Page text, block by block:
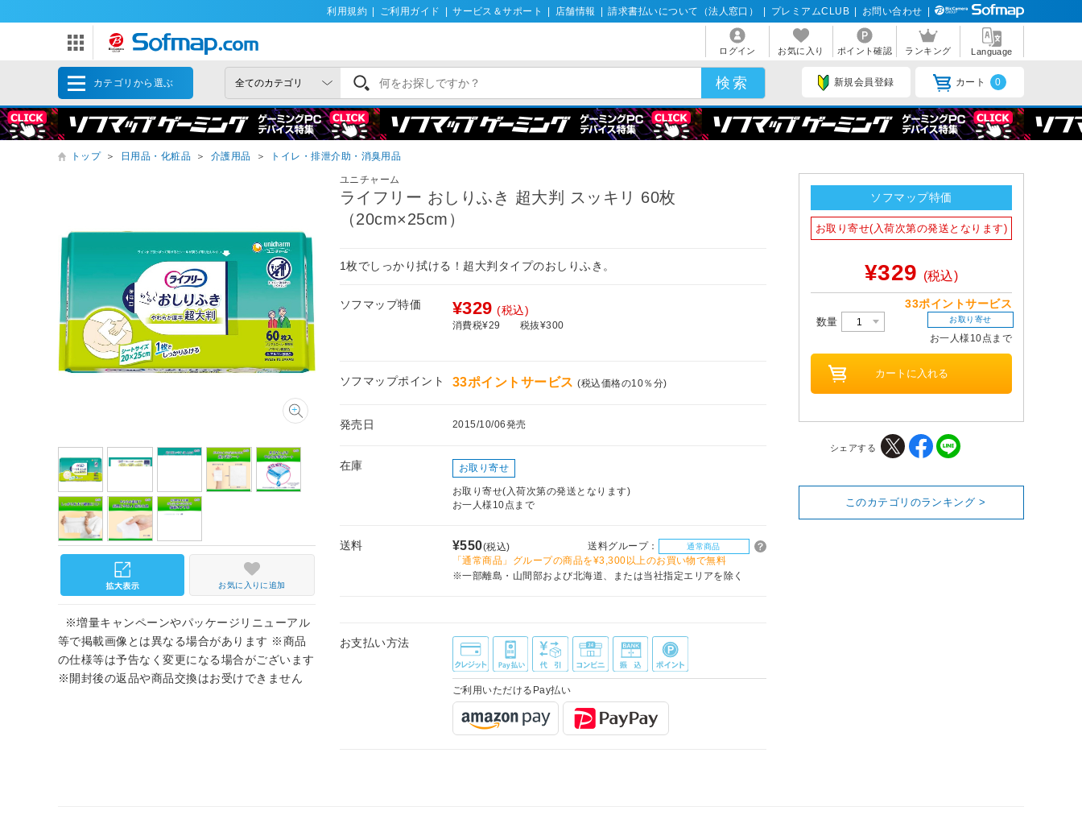
利用規約 ご利用ガイド サービス＆サポート 店舗情報 請求書払いについて（法人窓口） プレミアムCLUB お問い合わせ
ログイン お気に入り ポイント確認 ランキング Language
カテゴリから選ぶ 新規会員登録 カート 0
トップ ＞ 日用品・化粧品 ＞ 介護用品 ＞ トイレ・排泄介助・消臭用品
ユニチャーム
ライフリー おしりふき 超大判 スッキリ 60枚
（20cm×25cm）
1枚でしっかり拭ける！超大判タイプのおしりふき。
ソフマップ特価 ¥329 (税込)
消費税¥29 税抜¥300
ソフマップポイント 33ポイントサービス(税込価格の10％分)
発売日 2015/10/06発売
在庫 お取り寄せ
お取り寄せ(入荷次第の発送となります)
お一人様10点まで
送料 ¥550(税込) 送料グループ： 通常商品
「通常商品」グループの商品を¥3,300以上のお買い物で無料
※一部離島・山間部および北海道、または当社指定エリアを除く
お支払い方法
ご利用いただけるPay払い
お気に入りに追加
※増量キャンペーンやパッケージリニューアル
等で掲載画像とは異なる場合があります ※商品
の仕様等は予告なく変更になる場合がございます
※開封後の返品や商品交換はお受けできません
ソフマップ特価
お取り寄せ(入荷次第の発送となります)
¥329 (税込)
33ポイントサービス
数量 お取り寄せ
お一人様10点まで
シェアする
このカテゴリのランキング >